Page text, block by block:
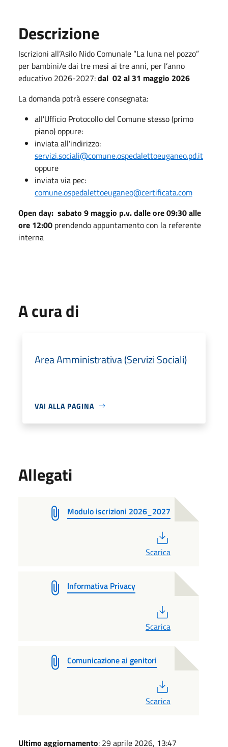
Descrizione
Iscrizioni all’Asilo Nido Comunale “La luna nel pozzo”
per bambini/e dai tre mesi ai tre anni, per l’anno
educativo 2026-2027:dal 02 al 31 maggio 2026
La domanda potrà essere consegnata:
all'Ufficio Protocollo del Comune stesso (primo
piano) oppure:
inviata all'indirizzo:
servizi.sociali@comune.ospedalettoeuganeo.pd.it
oppure
inviata via pec:
comune.ospedalettoeuganeo@certificata.com
Open day: sabato 9 maggio p.v. dalle ore 09:30 alle
ore 12:00 prendendo appuntamento con la referente
interna
A cura di
Area Amministrativa (Servizi Sociali)
VAI ALLA PAGINA
Allegati
Modulo iscrizioni 2026_2027
Scarica
Informativa Privacy
Scarica
Comunicazione ai genitori
Scarica
Ultimo aggiornamento: 29 aprile 2026, 13:47